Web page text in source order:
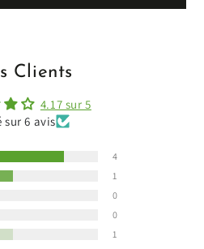
Clients
4.17 sur 5
sur 6 avis
4
1
0
0
1